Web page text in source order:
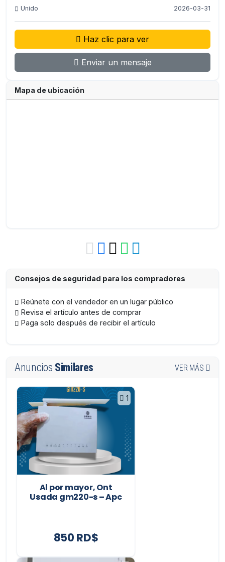
Unido 2026-03-31
Haz clic para ver
Enviar un mensaje
Mapa de ubicación
Consejos de seguridad para los compradores
Reúnete con el vendedor en un lugar público
Revisa el artículo antes de comprar
Paga solo después de recibir el artículo
Anuncios Similares VER MÁS
1
Al por mayor, Ont
Usada gm220-s – Apc
850 RD$